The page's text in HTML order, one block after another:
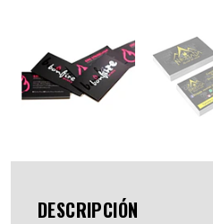
DESCRIPCIÓN